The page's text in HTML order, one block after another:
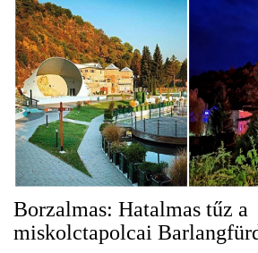
Borzalmas: Hatalmas tűz a
miskolctapolcai